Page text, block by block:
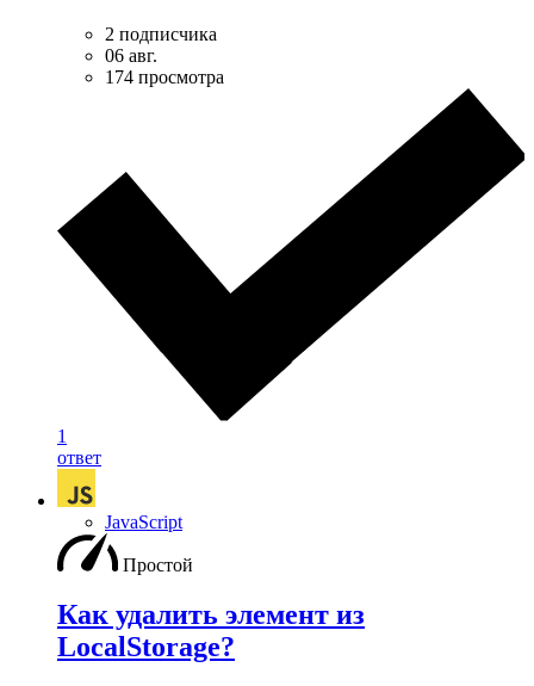
2 подписчика
06 авг.
174 просмотра
1
ответ
JavaScript
Простой
Как удалить элемент из
LocalStorage?